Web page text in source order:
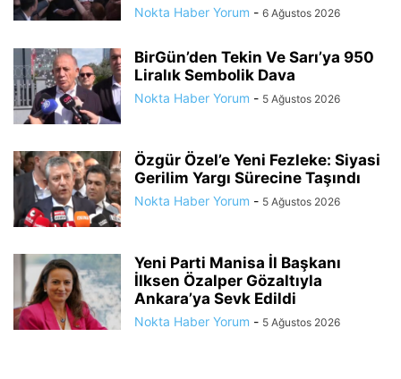
Nokta Haber Yorum - 6 Ağustos 2026
BirGün’den Tekin Ve Sarı’ya 950
Liralık Sembolik Dava
Nokta Haber Yorum - 5 Ağustos 2026
Özgür Özel’e Yeni Fezleke: Siyasi
Gerilim Yargı Sürecine Taşındı
Nokta Haber Yorum - 5 Ağustos 2026
Yeni Parti Manisa İl Başkanı
İlksen Özalper Gözaltıyla
Ankara’ya Sevk Edildi
Nokta Haber Yorum - 5 Ağustos 2026